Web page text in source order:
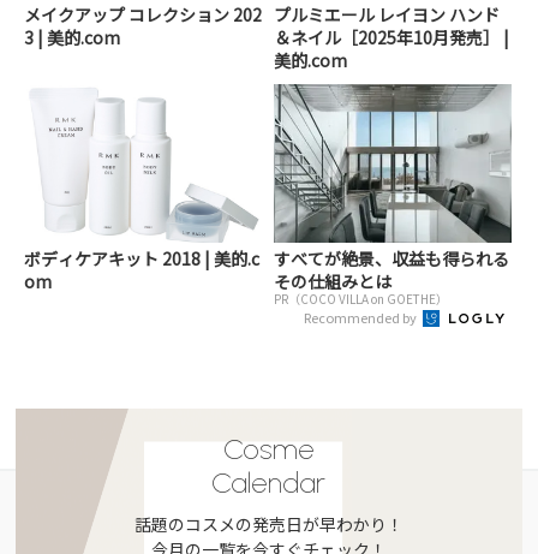
メイクアップ コレクション 202
3 | 美的.com
プルミエール レイヨン ハンド
＆ネイル［2025年10月発売］ |
美的.com
ボディケアキット 2018 | 美的.c
om
すべてが絶景、収益も得られる
その仕組みとは
PR（COCO VILLA on GOETHE）
Recommended by
Cosme
Calendar
話題のコスメの発売日が早わかり！
今月の一覧を今すぐチェック！